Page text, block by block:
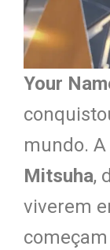
Your
mundo.
Mitsuha,
viverem